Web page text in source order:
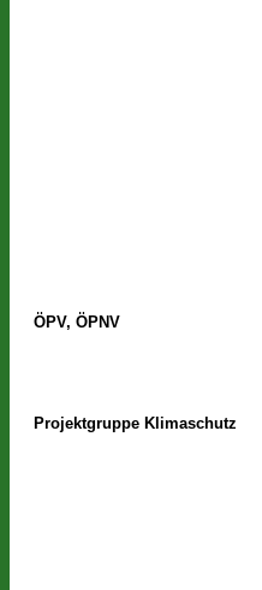
ÖPV, ÖPNV
Projektgruppe Klimaschutz